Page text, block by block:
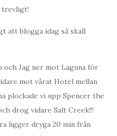
trevligt!
att blogga idag så skall
och Jag ner mot Laguna för
mot vårat Hotel mellan
plockade vi upp Spencer the
drog vidare Salt Creek!!!
ligger dryga 20 min från